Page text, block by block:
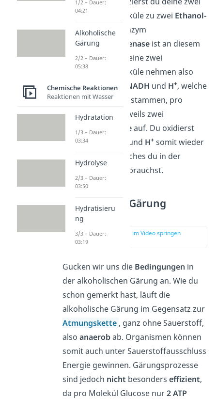
Acetaldehyd-Moleküle zu zwei Ethanol-
Molekülen. Das Enzym
Alkoholdehydrogenase ist an diesem
Schritt beteiligt. Deine zwei
Acetaldehyd-Moleküle nehmen also
mithilfe von zwei
NADH und H+, welche
aus derGlykolyse
stammen, pro
Molekül formal jeweils zwei
Wasserstoffatomeauf. Du oxidierst
deine zwei
und H+ somit wieder
, welches du in der
Glykolyse wieder brauchst.
Alkoholische Gärung
Bedingungen
zur Stelle im Video springen
Gucken wir uns die Bedingungen in
der alkoholischen Gärung an. Wie du
schon gemerkt hast, läuft die
alkoholische Gärung im Gegensatz zur
Atmungskette , ganz ohne Sauerstoff,
alsoanaerobab. Organismen können
somit auch unter Sauerstoffausschluss
Energie gewinnen. Gärungsprozesse
sind jedoch nicht besonderseffizient,
da pro Molekül Glucose nur2 ATP
1/2 – Dauer:
04:21
Alkoholische
Gärung
2/2 – Dauer:
05:38
Chemische Reaktionen
Reaktionen mit Wasser
Hydratation
1/3 – Dauer:
03:34
Hydrolyse
2/3 – Dauer:
03:50
Hydratisieru
ng
3/3 – Dauer:
03:19